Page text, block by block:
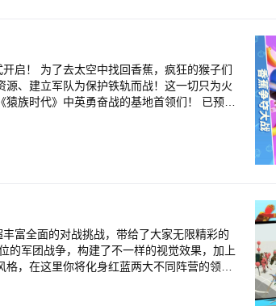
兵等丰富玩法。 模拟最真实的多舰队行动，
启！ 为了去太空中找回香蕉，疯狂的猴子们
、建立军队为保护铁轨而战！这一切只为火
帮派盟友沟通合作，合纵连横，共享游戏截
空竞赛吧！ 合作 •六大传奇氏
•与其他氏族斗智斗勇，规模宏大的氏族PVP
动科研计划，研究更先进的武器，解锁更高阶
人类遗迹在大地深处沉睡，体格巨大的变异B
富全面的对战挑战，带给了大家无限精彩的
AI部队，超多兵种